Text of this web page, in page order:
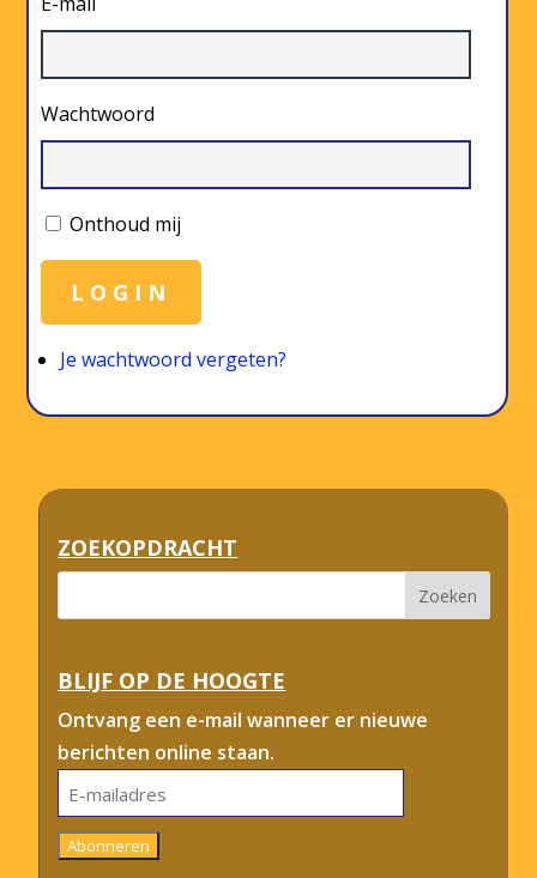
Wachtwoord
Onthoud mij
LOGIN
Je wachtwoord vergeten?
ZOEKOPDRACHT
BLIJF OP DE HOOGTE
Ontvang een e-mail wanneer er nieuwe
berichten online staan.
E-
mailadres
Abonneren